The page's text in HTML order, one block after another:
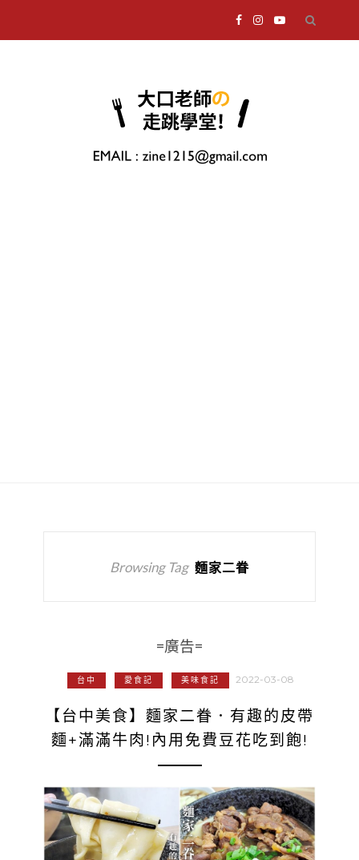
Browsing Tag 麵家二眷
=廣告=
台中 愛食記 美味食記 2022-03-08
【台中美食】麵家二眷．有趣的皮帶
麵+滿滿牛肉!內用免費豆花吃到飽!